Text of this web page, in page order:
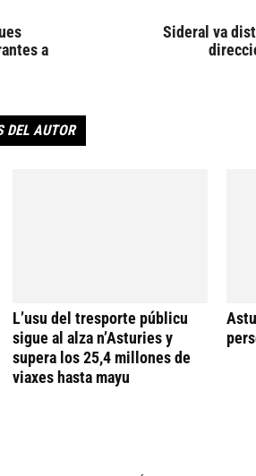
a
Sideral va
DEL AUTOR
L’usu del tresporte públicu
sigue al alza n’Asturies y
supera los 25,4 millones de
viaxes hasta mayu